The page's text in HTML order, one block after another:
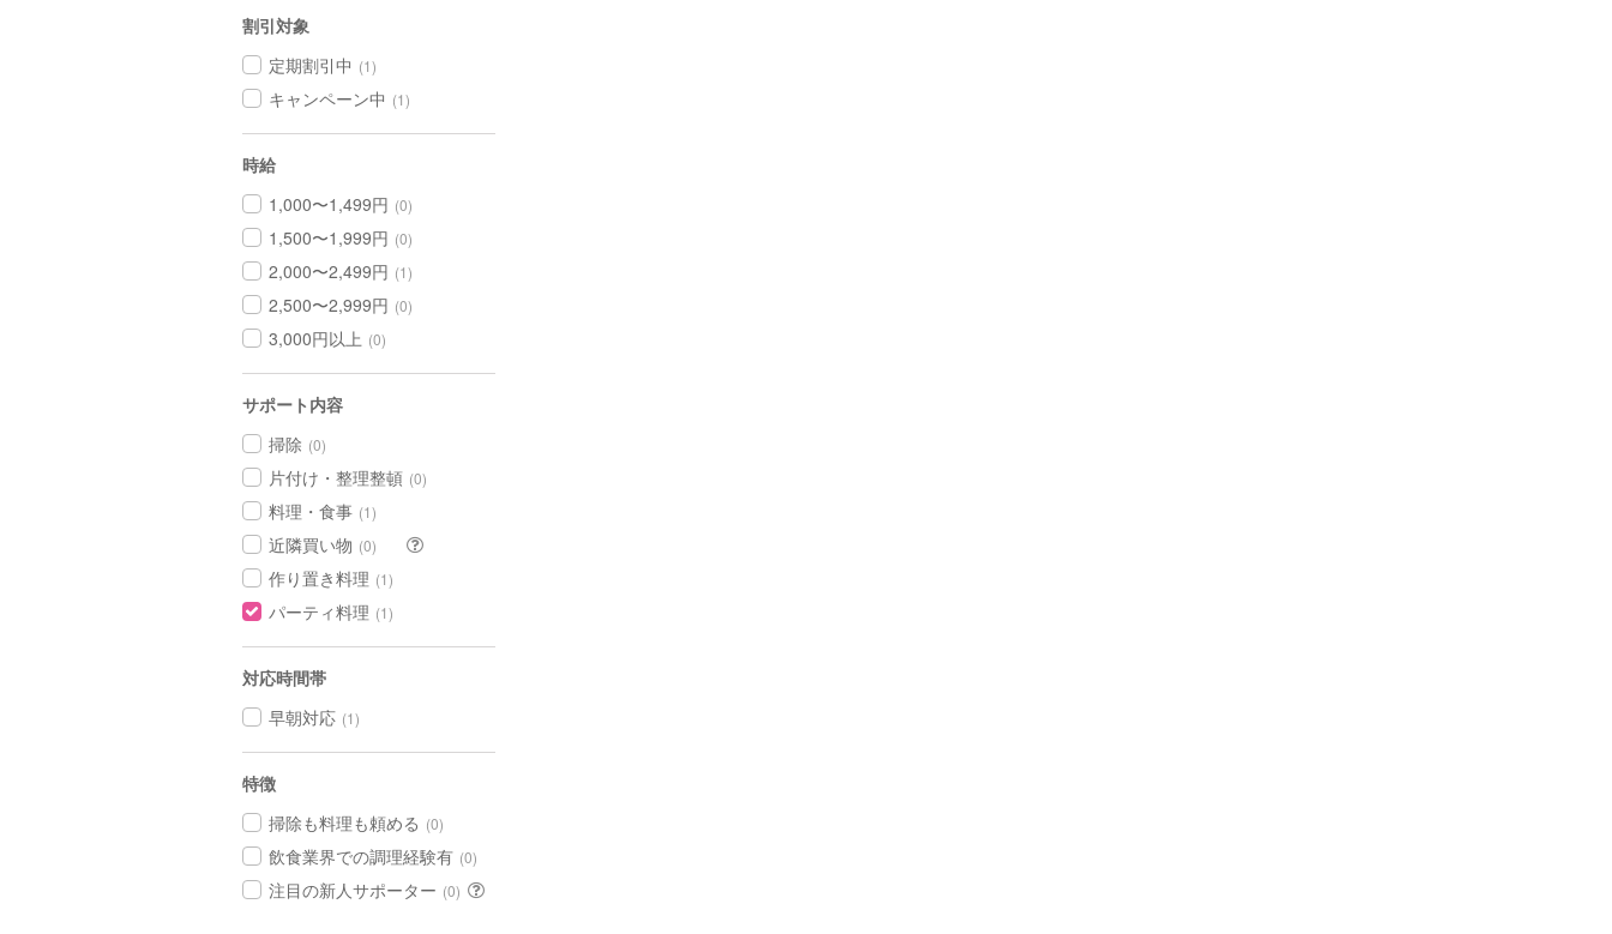
割引対象
定期割引中 (1)
キャンペーン中 (1)
時給
1,000〜1,499円 (0)
1,500〜1,999円 (0)
2,000〜2,499円 (1)
2,500〜2,999円 (0)
3,000円以上 (0)
サポート内容
掃除 (0)
片付け・整理整頓 (0)
料理・食事 (1)
近隣買い物 (0)
作り置き料理 (1)
パーティ料理 (1)
対応時間帯
早朝対応 (1)
特徴
掃除も料理も頼める (0)
飲食業界での調理経験有 (0)
注目の新人サポーター (0)